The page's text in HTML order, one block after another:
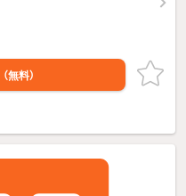
（無料）